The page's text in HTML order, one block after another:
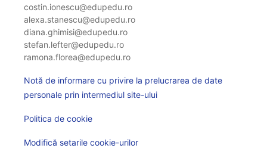
costin.ionescu@edupedu.ro
alexa.stanescu@edupedu.ro
diana.ghimisi@edupedu.ro
stefan.lefter@edupedu.ro
ramona.florea@edupedu.ro
Notă de informare cu privire la prelucrarea de date
personale prin intermediul site-ului
Politica de cookie
Modifică setarile cookie-urilor